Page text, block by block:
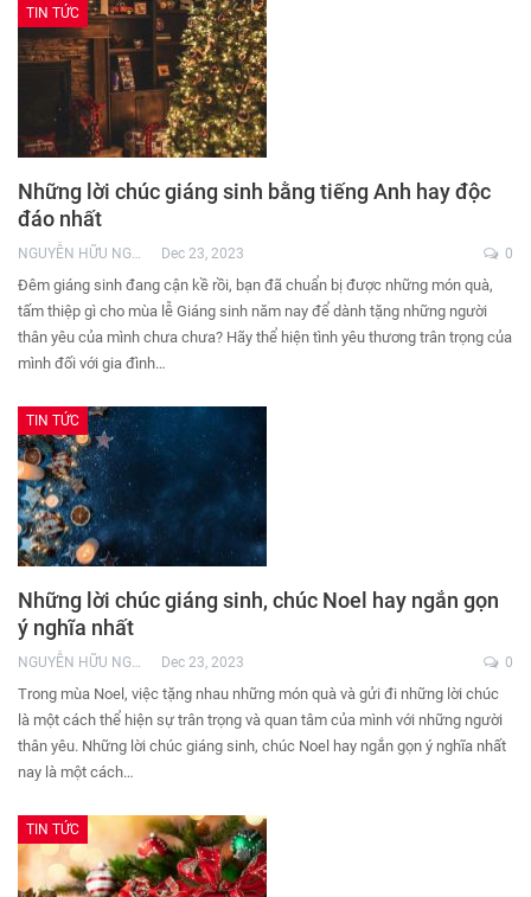
TIN TỨC
Những lời chúc giáng sinh bằng tiếng Anh hay độc
đáo nhất
NGUYỄN HỮU NGHĨA Dec 23, 2023 0
Đêm giáng sinh đang cận kề rồi, bạn đã chuẩn bị được những món quà,
tấm thiệp gì cho mùa lễ Giáng sinh năm nay để dành tặng những người
thân yêu của mình chưa chưa? Hãy thể hiện tình yêu thương trân trọng của
mình đối với gia đình…
TIN TỨC
Những lời chúc giáng sinh, chúc Noel hay ngắn gọn
ý nghĩa nhất
Dec 23, 2023 0
Trong mùa Noel, việc tặng nhau những món quà và gửi đi những lời chúc
là một cách thể hiện sự trân trọng và quan tâm của mình với những người
thân yêu. Những lời chúc giáng sinh, chúc Noel hay ngắn gọn ý nghĩa nhất
nay là một cách…
TIN TỨC